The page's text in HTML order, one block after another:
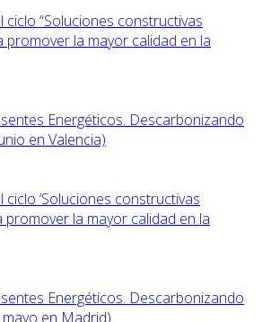
ciclo “Soluciones constructivas
promover la mayor calidad en la
Energéticos. Descarbonizando
en Valencia)
ciclo ‘Soluciones constructivas
promover la mayor calidad en la
Energéticos. Descarbonizando
en Madrid)